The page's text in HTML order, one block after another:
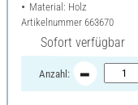
Material: Holz
Artikelnummer 663670
Sofort verfügbar
Anzahl: